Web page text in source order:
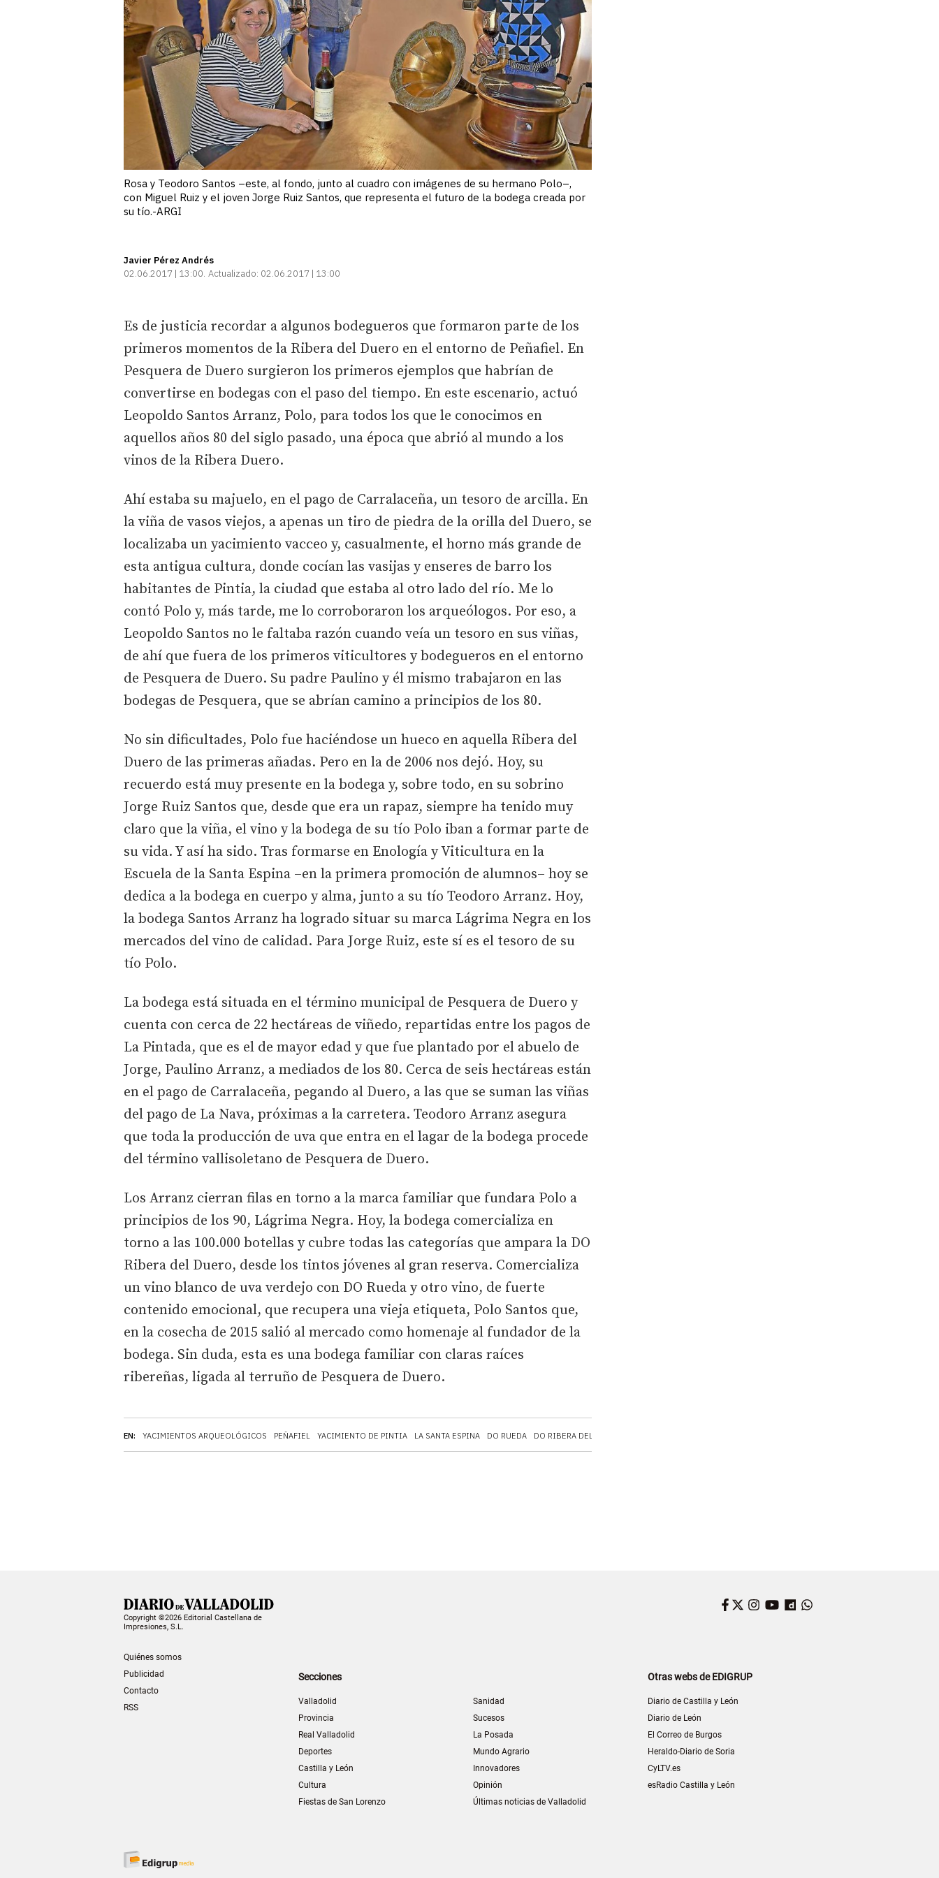
Rosa y Teodoro Santos –este, al fondo, junto al cuadro con imágenes de su hermano Polo–,
con Miguel Ruiz y el joven Jorge Ruiz Santos, que representa el futuro de la bodega creada por
su tío.-ARGI
Javier Pérez Andrés
02.06.2017 | 13:00 Actualizado: 02.06.2017 | 13:00
EN: YACIMIENTOS ARQUEOLÓGICOS PEÑAFIEL YACIMIENTO DE PINTIA LA SANTA ESPINA DO RUEDA DO RIBERA DEL DUERO
Es de justicia recordar a algunos bodegueros que formaron parte de los
primeros momentos de la Ribera del Duero en el entorno de Peñafiel. En
Pesquera de Duero surgieron los primeros ejemplos que habrían de
convertirse en bodegas con el paso del tiempo. En este escenario, actuó
Leopoldo Santos Arranz, Polo, para todos los que le conocimos en
aquellos años 80 del siglo pasado, una época que abrió al mundo a los
vinos de la Ribera Duero.
Ahí estaba su majuelo, en el pago de Carralaceña, un tesoro de arcilla. En
la viña de vasos viejos, a apenas un tiro de piedra de la orilla del Duero, se
localizaba un yacimiento vacceo y, casualmente, el horno más grande de
esta antigua cultura, donde cocían las vasijas y enseres de barro los
habitantes de Pintia, la ciudad que estaba al otro lado del río. Me lo
contó Polo y, más tarde, me lo corroboraron los arqueólogos. Por eso, a
Leopoldo Santos no le faltaba razón cuando veía un tesoro en sus viñas,
de ahí que fuera de los primeros viticultores y bodegueros en el entorno
de Pesquera de Duero. Su padre Paulino y él mismo trabajaron en las
bodegas de Pesquera, que se abrían camino a principios de los 80.
No sin dificultades, Polo fue haciéndose un hueco en aquella Ribera del
Duero de las primeras añadas. Pero en la de 2006 nos dejó. Hoy, su
recuerdo está muy presente en la bodega y, sobre todo, en su sobrino
Jorge Ruiz Santos que, desde que era un rapaz, siempre ha tenido muy
claro que la viña, el vino y la bodega de su tío Polo iban a formar parte de
su vida. Y así ha sido. Tras formarse en Enología y Viticultura en la
Escuela de la Santa Espina –en la primera promoción de alumnos– hoy se
dedica a la bodega en cuerpo y alma, junto a su tío Teodoro Arranz. Hoy,
la bodega Santos Arranz ha logrado situar su marca Lágrima Negra en los
mercados del vino de calidad. Para Jorge Ruiz, este sí es el tesoro de su
tío Polo.
La bodega está situada en el término municipal de Pesquera de Duero y
cuenta con cerca de 22 hectáreas de viñedo, repartidas entre los pagos de
La Pintada, que es el de mayor edad y que fue plantado por el abuelo de
Jorge, Paulino Arranz, a mediados de los 80. Cerca de seis hectáreas están
en el pago de Carralaceña, pegando al Duero, a las que se suman las viñas
del pago de La Nava, próximas a la carretera. Teodoro Arranz asegura
que toda la producción de uva que entra en el lagar de la bodega procede
del término vallisoletano de Pesquera de Duero.
Los Arranz cierran filas en torno a la marca familiar que fundara Polo a
principios de los 90, Lágrima Negra. Hoy, la bodega comercializa en
torno a las 100.000 botellas y cubre todas las categorías que ampara la DO
Ribera del Duero, desde los tintos jóvenes al gran reserva. Comercializa
un vino blanco de uva verdejo con DO Rueda y otro vino, de fuerte
contenido emocional, que recupera una vieja etiqueta, Polo Santos que,
en la cosecha de 2015 salió al mercado como homenaje al fundador de la
bodega. Sin duda, esta es una bodega familiar con claras raíces
ribereñas, ligada al terruño de Pesquera de Duero.
Copyright ©2026 Editorial Castellana de
Impresiones, S.L.
Quiénes somos
Publicidad
Contacto
RSS
Facebook
Twitter
Instagram
YouTube
Dailymotion
Secciones
Valladolid
Provincia
Real Valladolid
Deportes
Castilla y León
Cultura
Fiestas de San Lorenzo
Sanidad
Sucesos
La Posada
Mundo Agrario
Innovadores
Opinión
Últimas noticias de Valladolid
Otras webs de EDIGRUP
Diario de Castilla y León
Diario de León
El Correo de Burgos
Heraldo-Diario de Soria
CyLTV.es
esRadio Castilla y León